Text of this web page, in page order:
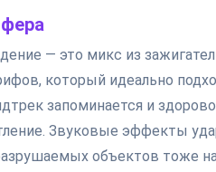
— это микс из
который идеально
запоминается и здорово
Звуковые эффекты
объектов тоже